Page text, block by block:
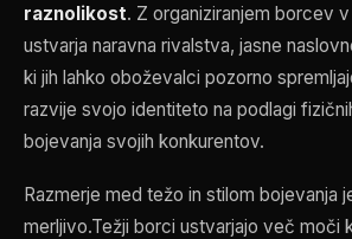
raznolikost. Z organiziranjem borcev
ustvarja naravna rivalstva, jasne
ki jih lahko oboževalci pozorno
razvije svojo identiteto na podlagi
bojevanja svojih konkurentov.
Razmerje med težo in stilom bojevanja
merljivo.Težji borci ustvarjajo več moči